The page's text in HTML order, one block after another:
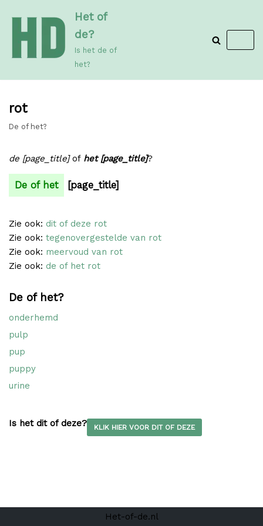
de
inhoud
Het of
de?
Is het de of
het?
rot
De of het?
de [page_title]of het [page_title]?
De of het [page_title]
Zie ook: dit of deze rot
Zie ook: tegenovergestelde van rot
Zie ook: meervoud van rot
Zie ook: de of het rot
De of het?
onderhemd
pulp
pup
puppy
urine
Is het dit of deze? KLIK HIER VOOR DIT OF DEZE
Het-of-de.nl